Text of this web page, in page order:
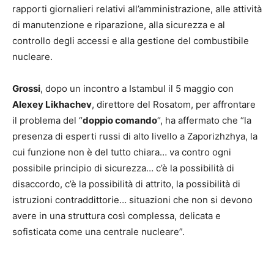
rapporti giornalieri relativi all’amministrazione, alle attività
di manutenzione e riparazione, alla sicurezza e al
controllo degli accessi e alla gestione del combustibile
nucleare.
Grossi, dopo un incontro a Istambul il 5 maggio con
Alexey Likhachev, direttore del Rosatom, per affrontare
il problema del “doppio comando“, ha affermato che “la
presenza di esperti russi di alto livello a Zaporizhzhya, la
cui funzione non è del tutto chiara… va contro ogni
possibile principio di sicurezza… c’è la possibilità di
disaccordo, c’è la possibilità di attrito, la possibilità di
istruzioni contraddittorie… situazioni che non si devono
avere in una struttura così complessa, delicata e
sofisticata come una centrale nucleare”.